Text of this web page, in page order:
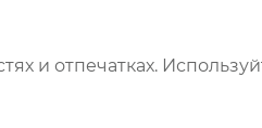
и отпечатках.